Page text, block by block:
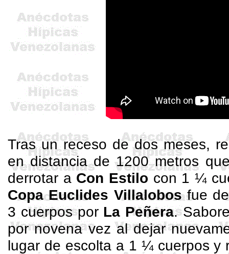
Tras un receso de dos meses,
en distancia de 1200 metros
derrotar aCon Estilo con 1 ¼
Copa Euclides Villalobosfue
3 cuerpos por La Peñera.
por novena vez al dejar
lugar de escolta a 1 ¼ cuerpos y